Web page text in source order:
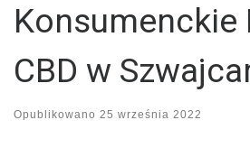
Konsumenckie
CBD w
Opublikowano 25 września 2022